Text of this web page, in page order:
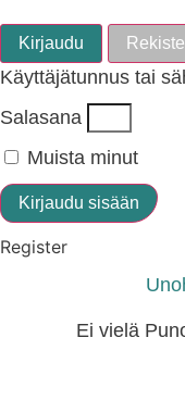
Kirjaudu
Käyttäjätunnus tai
Salasana
Muista minut
Kirjaudu sisään
Register
Ei vielä